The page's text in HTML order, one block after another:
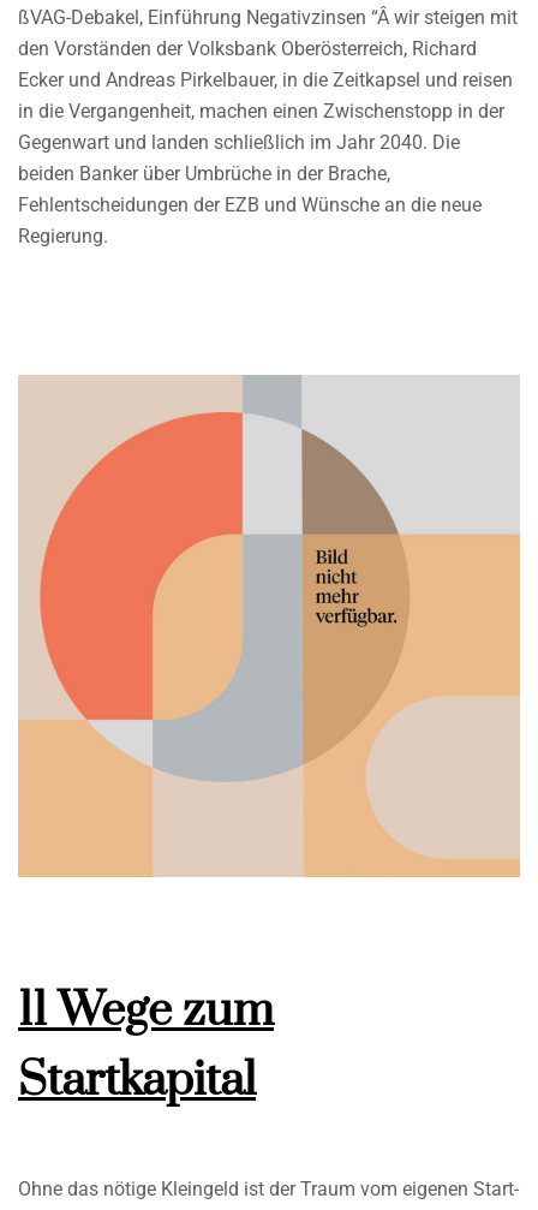
ßVAG-Debakel, Einführung Negativzinsen “Â wir steigen mit
den Vorständen der Volksbank Oberösterreich, Richard
Ecker und Andreas Pirkelbauer, in die Zeitkapsel und reisen
in die Vergangenheit, machen einen Zwischenstopp in der
Gegenwart und landen schließlich im Jahr 2040. Die
beiden Banker über Umbrüche in der Brache,
Fehlentscheidungen der EZB und Wünsche an die neue
Regierung.
11 Wege zum
Startkapital
Ohne das nötige Kleingeld ist der Traum vom eigenen Start-